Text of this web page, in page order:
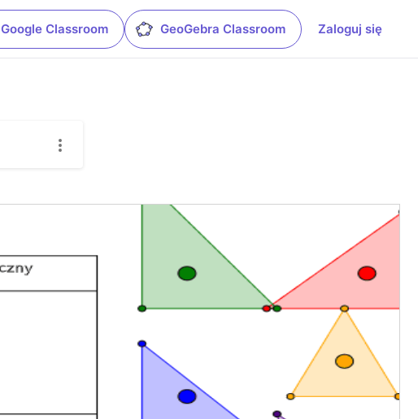
Google Classroom GeoGebra Classroom Zaloguj się